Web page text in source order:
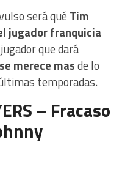
será qué Tim
jugador franquicia
que dará
merece masde lo
temporadas.
– Fracaso